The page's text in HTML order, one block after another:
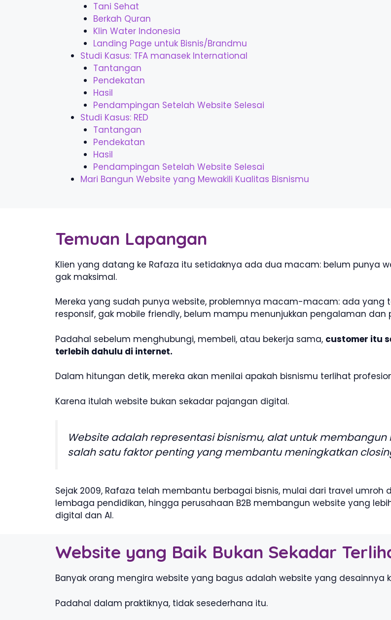
Tani Sehat
Berkah Quran
Klin Water Indonesia
Landing Page untuk Bisnis/Brandmu
Studi Kasus: TFA manasek International
Tantangan
Pendekatan
Hasil
Pendampingan Setelah Website Selesai
Studi Kasus: RED
Tantangan
Pendekatan
Hasil
Pendampingan Setelah Website Selesai
Mari Bangun Website yang Mewakili Kualitas Bisnismu
Temuan Lapangan
Klien yang datang ke Rafaza itu setidaknya ada dua macam: belum punya
gak maksimal.
Mereka yang sudah punya website, problemnya macam-macam: ada yang
responsif, gak mobile friendly, belum mampu menunjukkan pengalaman
Padahal sebelum menghubungi, membeli, atau bekerja sama, customer itu
terlebih dahulu di internet.
Dalam hitungan detik, mereka akan menilai apakah bisnismu terlihat
Karena itulah website bukan sekadar pajangan digital.
Website adalah representasi bisnismu, alat untuk
salah satu faktor penting yang membantu meningkatkan
Sejak 2009, Rafaza telah membantu berbagai bisnis, mulai dari travel umroh
lembaga pendidikan, hingga perusahaan B2B membangun website yang
digital dan AI.
Website yang Baik Bukan Sekadar
Banyak orang mengira website yang bagus adalah website yang desainnya
Padahal dalam praktiknya, tidak sesederhana itu.